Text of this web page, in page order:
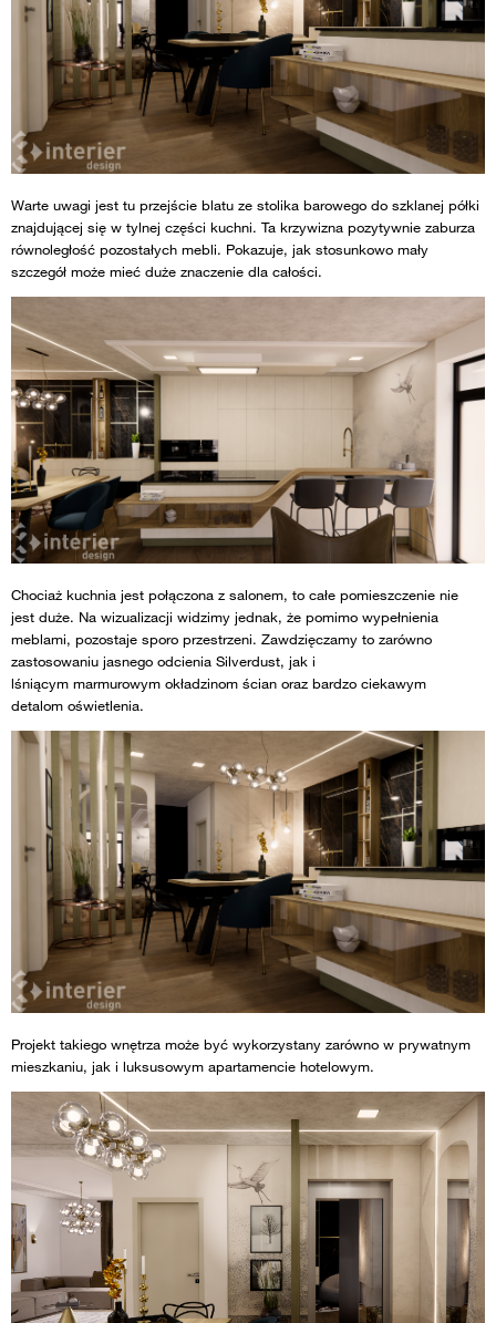
Warte uwagi jest tu przejście blatu ze stolika barowego do szklanej półki
znajdującej się w tylnej części kuchni. Ta krzywizna pozytywnie zaburza
równoległość pozostałych mebli. Pokazuje, jak stosunkowo mały
szczegół może mieć duże znaczenie dla całości.
Chociaż kuchnia jest połączona z salonem, to całe pomieszczenie nie
jest duże. Na wizualizacji widzimy jednak, że pomimo wypełnienia
meblami, pozostaje sporo przestrzeni. Zawdzięczamy to zarówno
zastosowaniu jasnego odcienia Silverdust, jak i
lśniącym marmurowym okładzinom ścian oraz bardzo ciekawym
detalom oświetlenia.
Projekt takiego wnętrza może być wykorzystany zarówno w prywatnym
mieszkaniu, jak i luksusowym apartamencie hotelowym.